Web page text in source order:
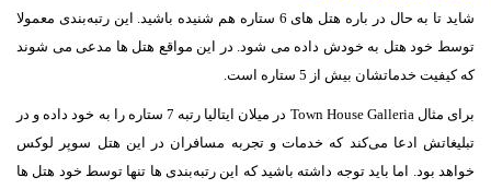
شاید تا به حال در باره هتل های 6 ستاره هم شنیده باشید. این رتبه‌بندی معمولا
توسط خود هتل به خودش داده می شود. در این مواقع هتل ها مدعی می شوند
که کیفیت خدماتشان بیش از 5 ستاره است.
برای مثال Town House Galleria در میلان ایتالیا رتبه 7 ستاره را به خود داده و در
تبلیغاتش ادعا می‌کند که خدمات و تجربه مسافران در این هتل سوپر لوکس
خواهد بود. اما باید توجه داشته باشید که این رتبه‌بندی ها تنها توسط خود هتل ها